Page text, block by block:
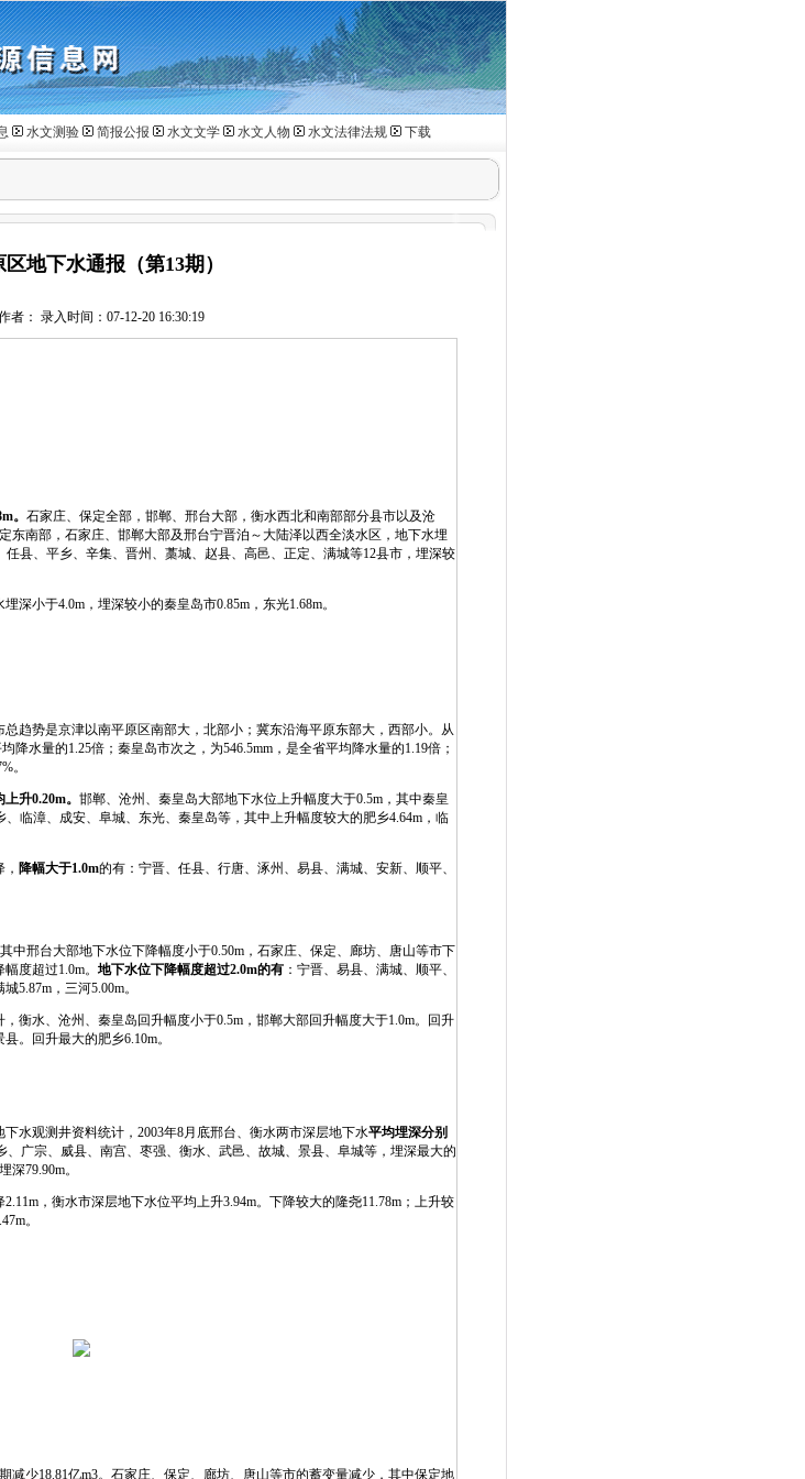
水文测验 简报公报 水文文学 水文人物 水文法律法规 下载
地下水通报（第13期）
者： 录入时间：07-12-20 16:30:19
。 石家庄、保定全部，邯郸、邢台大部，衡水西北和南部部分县市以及沧
东南部，石家庄、邯郸大部及邢台宁晋泊～大陆泽以西全淡水区，地下水埋
任县、平乡、辛集、晋州、藁城、赵县、高邑、正定、满城等12县市，埋深较
小于4.0m，埋深较小的秦皇岛市0.85m，东光1.68m。
趋势是京津以南平原区南部大，北部小；冀东沿海平原东部大，西部小。从
降水量的1.25倍；秦皇岛市次之，为546.5mm，是全省平均降水量的1.19倍；
。
上升0.20m。 邯郸、沧州、秦皇岛大部地下水位上升幅度大于0.5m，其中秦皇
、临漳、成安、阜城、东光、秦皇岛等，其中上升幅度较大的肥乡4.64m，临
降幅大于1.0m的有：宁晋、任县、行唐、涿州、易县、满城、安新、顺平、
其中邢台大部地下水位下降幅度小于0.50m，石家庄、保定、廊坊、唐山等市下
度超过1.0m。 地下水位下降幅度超过2.0m的有 ：宁晋、易县、满城、顺平、
5.87m，三河5.00m。
水、沧州、秦皇岛回升幅度小于0.5m，邯郸大部回升幅度大于1.0m。回升
。回升最大的肥乡6.10m。
观测井资料统计，2003年8月底邢台、衡水两市深层地下水平均埋深分别
、广宗、威县、南宫、枣强、衡水、武邑、故城、景县、阜城等，埋深最大的
深79.90m。
，衡水市深层地下水位平均上升3.94m。下降较大的隆尧11.78m；上升较
。
少18.81亿m3。石家庄、保定、廊坊、唐山等市的蓄变量减少，其中保定地